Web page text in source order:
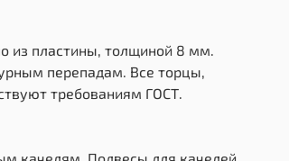
из пластины, толщиной 8 мм.
перепадам. Все торцы,
требованиям ГОСТ.